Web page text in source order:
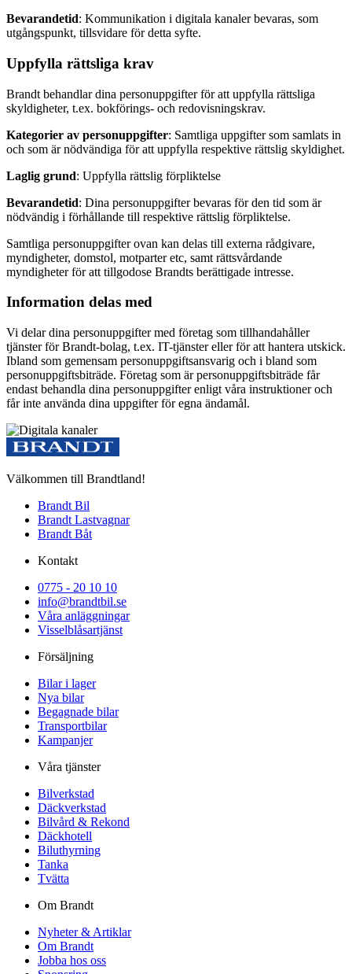
Bevarandetid: Kommunikation i digitala kanaler bevaras, som
utgångspunkt, tillsvidare för detta syfte.
Uppfylla rättsliga krav
Brandt behandlar dina personuppgifter för att uppfylla rättsliga
skyldigheter, t.ex. bokförings- och redovisningskrav.
Kategorier av personuppgifter: Samtliga uppgifter som samlats in
och som är nödvändiga för att uppfylla respektive rättslig skyldighet.
Laglig grund: Uppfylla rättslig förpliktelse
Bevarandetid: Dina personuppgifter bevaras för den tid som är
nödvändig i förhållande till respektive rättslig förpliktelse.
Samtliga personuppgifter ovan kan delas till externa rådgivare,
myndigheter, domstol, motparter etc, samt rättsvårdande
myndigheter för att tillgodose Brandts berättigade intresse.
Information delas med
Vi delar dina personuppgifter med företag som tillhandahåller
tjänster för Brandt-bolag, t.ex. IT-tjänster eller för att hantera utskick.
Ibland som gemensam personuppgiftsansvarig och i bland som
personuppgiftsbiträde. Företag som är personuppgiftsbiträde får
endast behandla dina personuppgifter enligt våra instruktioner och
får inte använda dina uppgifter för egna ändamål.
Välkommen till Brandtland!
Brandt Bil
Brandt Lastvagnar
Brandt Båt
Kontakt
0775 - 20 10 10
info@brandtbil.se
Våra anläggningar
Visselblåsartjänst
Försäljning
Bilar i lager
Nya bilar
Begagnade bilar
Transportbilar
Kampanjer
Våra tjänster
Bilverkstad
Däckverkstad
Bilvård & Rekond
Däckhotell
Biluthyrning
Tanka
Tvätta
Om Brandt
Nyheter & Artiklar
Om Brandt
Jobba hos oss